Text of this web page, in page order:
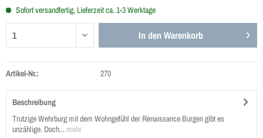
Sofort versandfertig, Lieferzeit ca. 1-3 Werktage
In den Warenkorb
Artikel-Nr.: 270
Beschreibung
Trutzige Wehrburg mit dem Wohngefühl der Renaissance Burgen gibt es
unzählige. Doch... mehr